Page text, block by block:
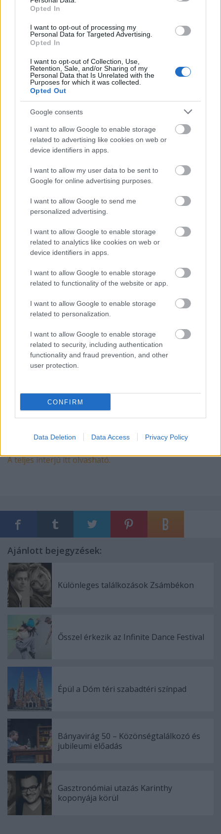
Opted In
I want to opt-out of processing my
Personal Data for Targeted Advertising.
Opted In
I want to opt-out of Collection, Use,
Retention, Sale, and/or Sharing of my
Personal Data that Is Unrelated with the
Purposes for which it was collected.
Opted Out
Google consents
I want to allow Google to enable storage
related to advertising like cookies on web or
device identifiers in apps.
I want to allow my user data to be sent to
Google for online advertising purposes.
I want to allow Google to send me
personalized advertising.
I want to allow Google to enable storage
related to analytics like cookies on web or
device identifiers in apps.
I want to allow Google to enable storage
related to functionality of the website or app.
I want to allow Google to enable storage
related to personalization.
I want to allow Google to enable storage
related to security, including authentication
functionality and fraud prevention, and other
user protection.
CONFIRM
Data Deletion Data Access Privacy Policy
összeollózott, mozaikos dramaturgiájú szöveg
egyáltalán nevezhető-e színdarabnak.
"Be kell vallanom, akkor, amikor meghallottam,
hogy enyém volna a tisztség, hogy megírjam ennek
az előadásnak a szövegét az első reakcióm inkább a
gyomorgörcs volt, mint a boldogság. Nagyon
érzékeny téma ez, és akkoriban még kilátásban sem
Áder JánosésTomislav Nikolić
főhajtása Csúrogon. De aztán szép lassan, a
kutatásaim majd a szöveg írása közben
egyértelművé lett, hogy ennek a tulajdonképpen
még feldolgozatlan traumának helye van a
színházban, ezzel dolga van a színháznak" -
hangsúlyozta az író-dramaturg.
Brestyánszki Boros Rozáliaazt is elmondta, meglátása
szerint eltérő módon reagálnak az előadásra a
emberek között is akad különbség, mert van, aki
érintett – ez esetben gyakran előfordul, hogy
egyeseket nagyon felkavar az előadás, felismernek
egy-egy helyzetet, eseményt, ráismernek valakire a
történetből –, a fiatalabb nézők között pedig akad,
aki a téma ismerője és vannak olyanok is, akik szinte
teljesen tudatlanul ülnek a nézőtérre és itt
szembesülnek először az eseményekkel. Többektől
hallottam vissza, hogy az előadás kapcsán
kezdeményeztek beszélgetést a rokonokkal, és
kiderült, hogy bizony a családjukban is van vagy volt
valaki, aki ott és akkor... csak soha, senki sem mert
beszélni róla. A szerb közönségről csak annyit
ellenére, hogy az előadást Szabadkán folyamatosan
szerb nyelvű feliratozással játsszuk" - számolt be a
szerző.
A teljes interjú itt olvasható.
Ajánlott bejegyzések:
Különleges találkozások Zsámbékon
Ősszel érkezik az Infinite Dance Festival
Épül a Dóm téri szabadtéri színpad
Bányavirág 50 – Közönségtalálkozó és
jubileumi előadás
Gasztronómiai utazás Karinthy
koponyája körül